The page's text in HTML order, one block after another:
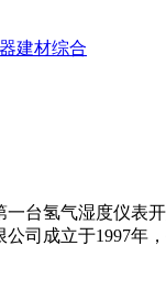
建材综合
台氢气湿度仪表
司成立于1997年